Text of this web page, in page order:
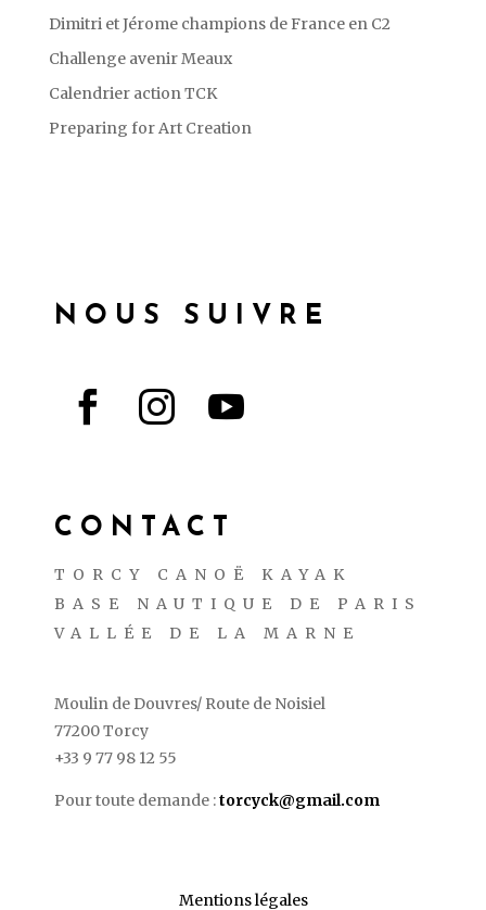
Dimitri et Jérome champions de France en C2
Challenge avenir Meaux
Calendrier action TCK
Preparing for Art Creation
NOUS SUIVRE
  
CONTACT
TORCY CANOË KAYAK
BASE NAUTIQUE DE PARIS
VALLÉE DE LA MARNE
Moulin de Douvres/ Route de Noisiel
77200 Torcy
+33 9 77 98 12 55
Pour toute demande :torcyck@gmail.com
Mentions légales